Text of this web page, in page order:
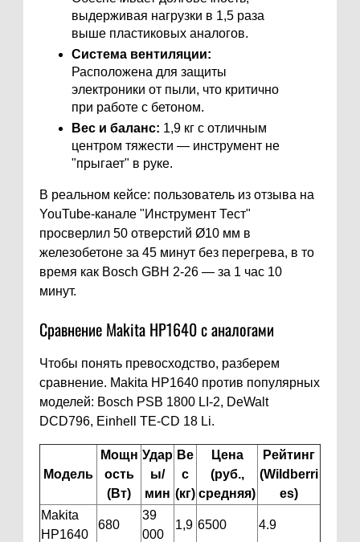
выдерживая нагрузки в 1,5 раза
выше пластиковых аналогов.
Система вентиляции:
Расположена для защиты
электроники от пыли, что критично
при работе с бетоном.
Вес и баланс: 1,9 кг с отличным
центром тяжести — инструмент не
"прыгает" в руке.
В реальном кейсе: пользователь из отзыва на
YouTube-канале "Инструмент Тест"
просверлил 50 отверстий Ø10 мм в
железобетоне за 45 минут без перегрева, в то
время как Bosch GBH 2-26 — за 1 час 10
минут.
Сравнение Makita HP1640 с аналогами
Чтобы понять превосходство, разберем
сравнение. Makita HP1640 против популярных
моделей: Bosch PSB 1800 LI-2, DeWalt
DCD796, Einhell TE-CD 18 Li.
Модель
Мощн
ость
(Вт)
Удар
ы/
мин
Ве
с
(кг)
Цена
(руб.,
средняя)
Рейтинг
(Wildberri
es)
Makita
HP1640
680
39
000
1,9 6500 4.9